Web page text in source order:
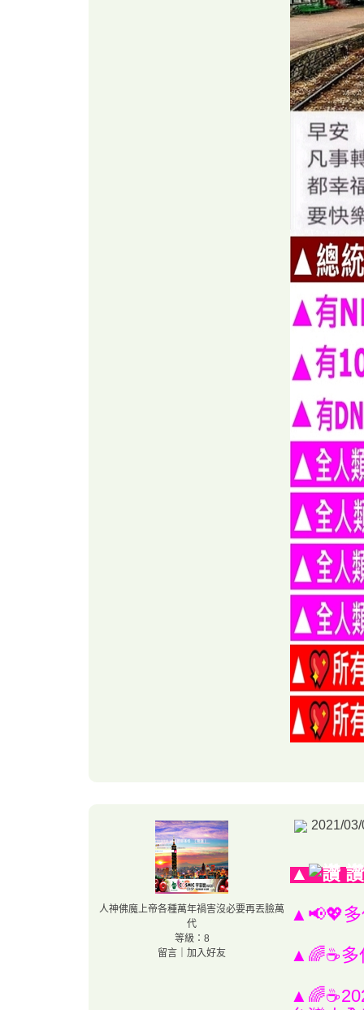
人神佛魔上帝各種萬年禍害沒必要再丟臉萬
代
等級：8
留言
加入好友
2021/
▲
▲📢💖多
▲🌈☕多